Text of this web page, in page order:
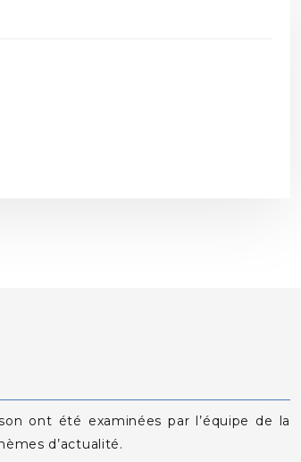
ont été examinées par l’équipe de la
d’actualité.